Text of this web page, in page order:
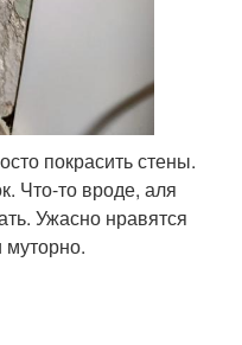
покрасить стены.
Что-то вроде, аля
Ужасно нравятся
муторно.